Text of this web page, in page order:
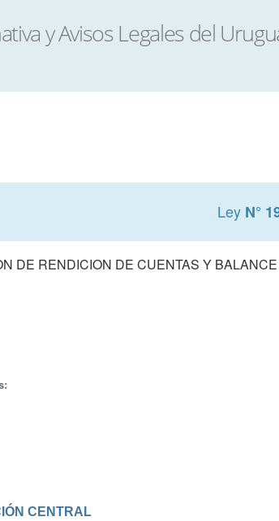
Ley N°
DE RENDICION DE CUENTAS Y
CENTRAL